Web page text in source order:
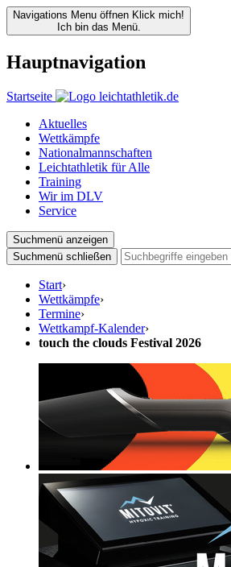
Navigations Menu öffnen Klick mich!
Ich bin das Menü.
Hauptnavigation
Startseite
Aktuelles
Wettkämpfe
Nationalmannschaften
Leichtathletik für Alle
Training
Wir im DLV
Service
Suchmenü anzeigen
Suchmenü schließen
Start›
Wettkämpfe›
Termine›
Wettkampf-Kalender›
touch the clouds Festival 2026